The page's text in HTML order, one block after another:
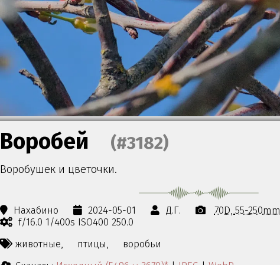
Воробей (#3182)
Воробушек и цветочки.
Нахабино 2024-05-01 Д.Г. 70D 55-250mm
f/16.0 1/400s ISO400 250.0
животные,
птицы,
воробьи